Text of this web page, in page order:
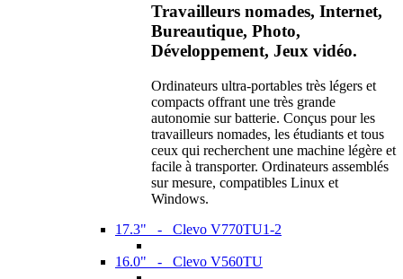
Travailleurs nomades, Internet,
Bureautique, Photo,
Développement, Jeux vidéo.
Ordinateurs ultra-portables très légers et
compacts offrant une très grande
autonomie sur batterie. Conçus pour les
travailleurs nomades, les étudiants et tous
ceux qui recherchent une machine légère et
facile à transporter. Ordinateurs assemblés
sur mesure, compatibles Linux et
Windows.
17.3" - Clevo V770TU1-2
16.0" - Clevo V560TU